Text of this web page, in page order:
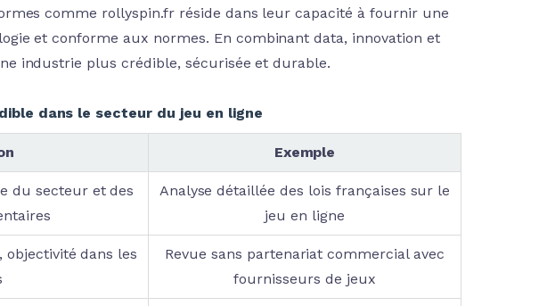
comme rollyspin.fr réside dans leur capacité à fournir une
et conforme aux normes. En combinant data, innovation et
industrie plus crédible, sécurisée et durable.
dans le secteur du jeu en ligne
Exemple
du secteur et des
Analyse détaillée des lois françaises sur le
jeu en ligne
objectivité dans les
Revue sans partenariat commercial avec
fournisseurs de jeux